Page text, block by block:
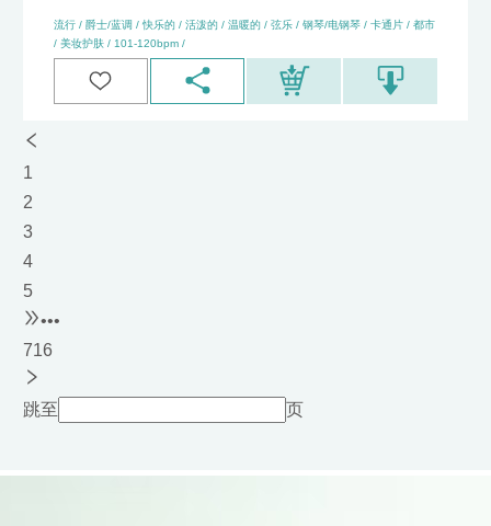
流行 / 爵士/蓝调 / 快乐的 / 活泼的 / 温暖的 / 弦乐 / 钢琴/电钢琴 / 卡通片 / 都市
/ 美妆护肤 / 101-120bpm /
1
2
3
4
5
•••
716
跳至 页